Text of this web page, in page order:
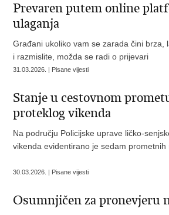
Prevaren putem online
ulaganja
Građani ukoliko vam se zarada čini brza,
i razmislite, možda se radi o prijevari
31.03.2026. | Pisane vijesti
Stanje u cestovnom
proteklog vikenda
Na području Policijske uprave ličko-
vikenda evidentirano je sedam prometnih
30.03.2026. | Pisane vijesti
Osumnjičen za pronevjeru